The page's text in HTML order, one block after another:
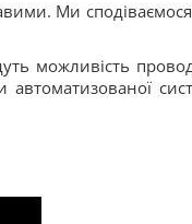
Ми
можливість
автоматизованої